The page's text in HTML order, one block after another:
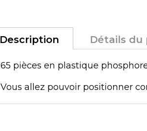
Description Détails du
65 pièces en plastique
Vous allez pouvoir positionner